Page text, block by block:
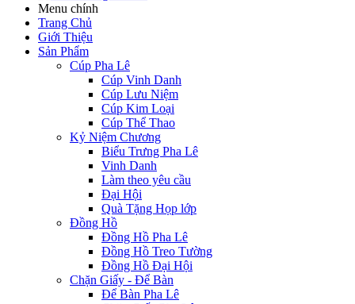
Menu chính
Trang Chủ
Giới Thiệu
Sản Phẩm
Cúp Pha Lê
Cúp Vinh Danh
Cúp Lưu Niệm
Cúp Kim Loại
Cúp Thể Thao
Kỷ Niệm Chương
Biểu Trưng Pha Lê
Vinh Danh
Làm theo yêu cầu
Đại Hội
Quà Tặng Họp lớp
Đồng Hồ
Đồng Hồ Pha Lê
Đồng Hồ Treo Tường
Đồng Hồ Đại Hội
Chặn Giấy - Để Bàn
Để Bàn Pha Lê